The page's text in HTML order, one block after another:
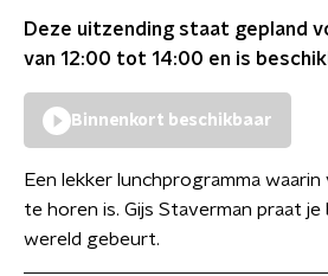
Deze uitzending staat gepland
van 12:00 tot 14:00 en is
Binnenkort beschikbaar
Een lekker lunchprogramma
te horen is. Gijs Staverman praat
wereld gebeurt.